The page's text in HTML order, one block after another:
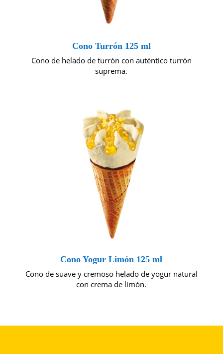
Cono Turrón 125 ml
Cono de helado de turrón con auténtico turrón
suprema.
Cono Yogur Limón 125 ml
Cono de suave y cremoso helado de yogur natural
con crema de limón.